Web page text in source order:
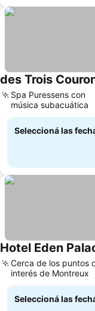
des Trois
Spa Puressens con
música subacuática
Seleccioná las
Hotel Eden
Cerca de los puntos
interés de Montreux
Seleccioná las